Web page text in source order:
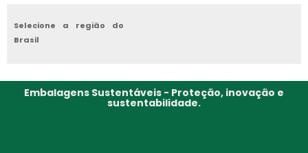
EMBALAGEM A VACUO
EMBALAGEM POLIETILENO CRISTAL
Selecione a região do
Brasil
Embalagens Sustentáveis - Proteção, inovação e
sustentabilidade.